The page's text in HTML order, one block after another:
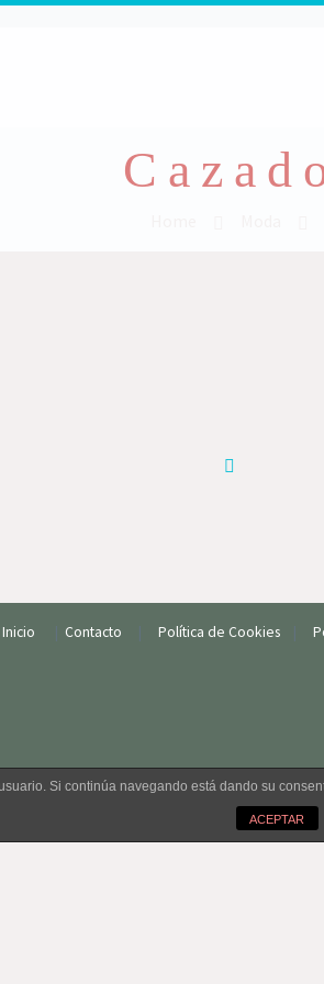
Inicio | Contacto | Política de Cookies |
Si continúa navegando está dando su
ACEPTAR